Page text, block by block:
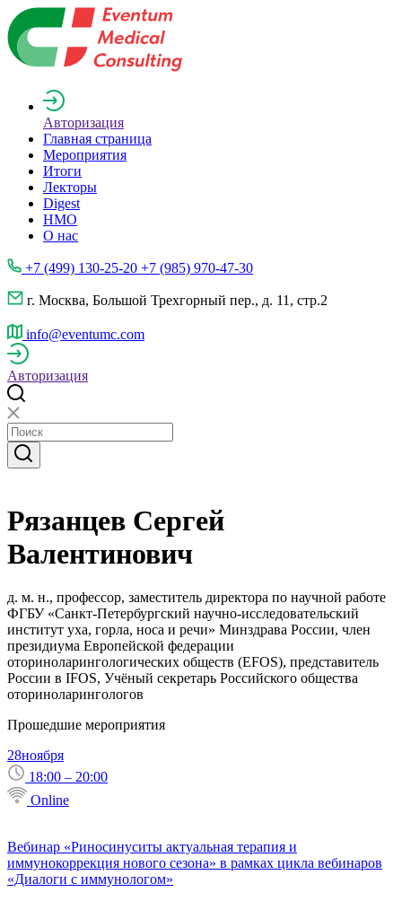
Авторизация
Главная страница
Мероприятия
Итоги
Лекторы
Digest
НМО
О нас
+7 (499) 130-25-20 +7 (985) 970-47-30
г. Москва, Большой Трехгорный пер., д. 11, стр.2
info@eventumc.com
Авторизация
Рязанцев Сергей
Валентинович
д. м. н., профессор, заместитель директора по научной работе
ФГБУ «Санкт-Петербургский научно-исследовательский
институт уха, горла, носа и речи» Минздрава России, член
президиума Европейской федерации
оториноларингологических обществ (EFOS), представитель
России в IFOS, Учёный секретарь Российского общества
оториноларингологов
Прошедшие мероприятия
28ноября
18:00 – 20:00
Online
Вебинар «Риносинуситы актуальная терапия и
иммунокоррекция нового сезона» в рамках цикла вебинаров
«Диалоги с иммунологом»